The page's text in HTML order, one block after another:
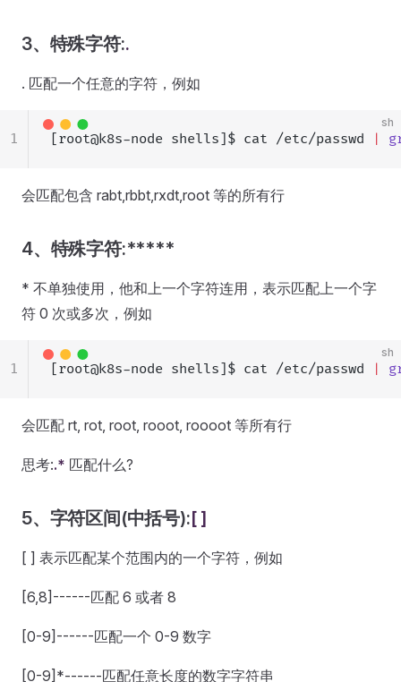
3、特殊字符:.
. 匹配一个任意的字符，例如
sh
[root@k8s-node shells]$ cat /etc/passwd |
1
会匹配包含 rabt,rbbt,rxdt,root 等的所有行
4、特殊字符:*****
* 不单独使用，他和上一个字符连用，表示匹配上一个字
符 0 次或多次，例如
sh
[root@k8s-node shells]$ cat /etc/passwd |
1
会匹配 rt, rot, root, rooot, roooot 等所有行
思考:.* 匹配什么?
5、字符区间(中括号):[ ]
[ ] 表示匹配某个范围内的一个字符，例如
[6,8]------匹配 6 或者 8
[0-9]------匹配一个 0-9 数字
[0-9]*------匹配任意长度的数字字符串